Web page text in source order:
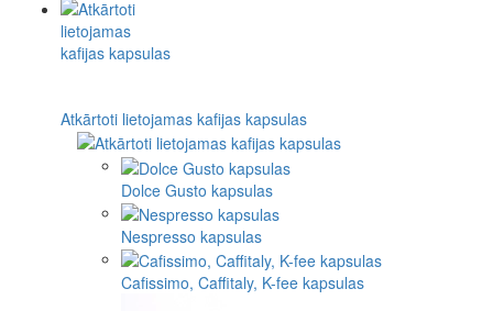
Atkārtoti lietojamas kafijas kapsulas
Dolce Gusto kapsulas
Nespresso kapsulas
Cafissimo, Caffitaly, K-fee kapsulas